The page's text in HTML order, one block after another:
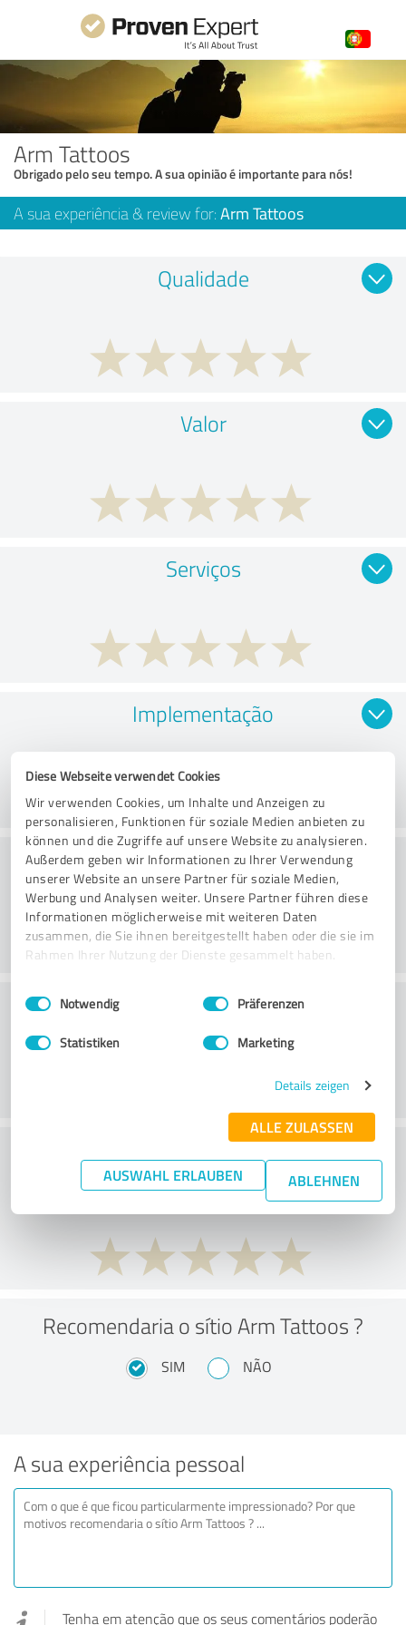
Diese Webseite verwendet Cookies
Wir verwenden Cookies, um Inhalte und Anzeigen zu
personalisieren, Funktionen für soziale Medien anbieten zu
können und die Zugriffe auf unsere Website zu analysieren.
Außerdem geben wir Informationen zu Ihrer Verwendung
unserer Website an unsere Partner für soziale Medien,
Werbung und Analysen weiter. Unsere Partner führen diese
Informationen möglicherweise mit weiteren Daten
zusammen, die Sie ihnen bereitgestellt haben oder die sie im
Rahmen Ihrer Nutzung der Dienste gesammelt haben.
Impressum Datenschutzbestimmungen
Einwilligungsauswahl
Notwendig Präferenzen
Statistiken Marketing
Details zeigen
ALLE ZULASSEN
AUSWAHL ERLAUBEN ABLEHNEN
Arm Tattoos
Obrigado pelo seu tempo. A sua opinião é importante para nós!
A sua experiência & review for: Arm Tattoos
Qualidade
Valor
Serviços
Implementação
Consultoria
Serviço ao cliente
O que acha da relação
preço/desempenho?
Recomendaria o sítio Arm Tattoos ?
SIM NÃO
A sua experiência pessoal
Tenha em atenção que os seus comentários poderão